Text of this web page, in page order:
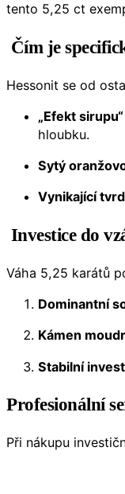
tento 5,25 ct
Čím je
Hessonit se od
„Efekt
hloubku.
Sytý
Vynikající
Investice do
Váha 5,25 karátů
Dominantní
Kámen
Stabilní
Profesionální
Při nákupu